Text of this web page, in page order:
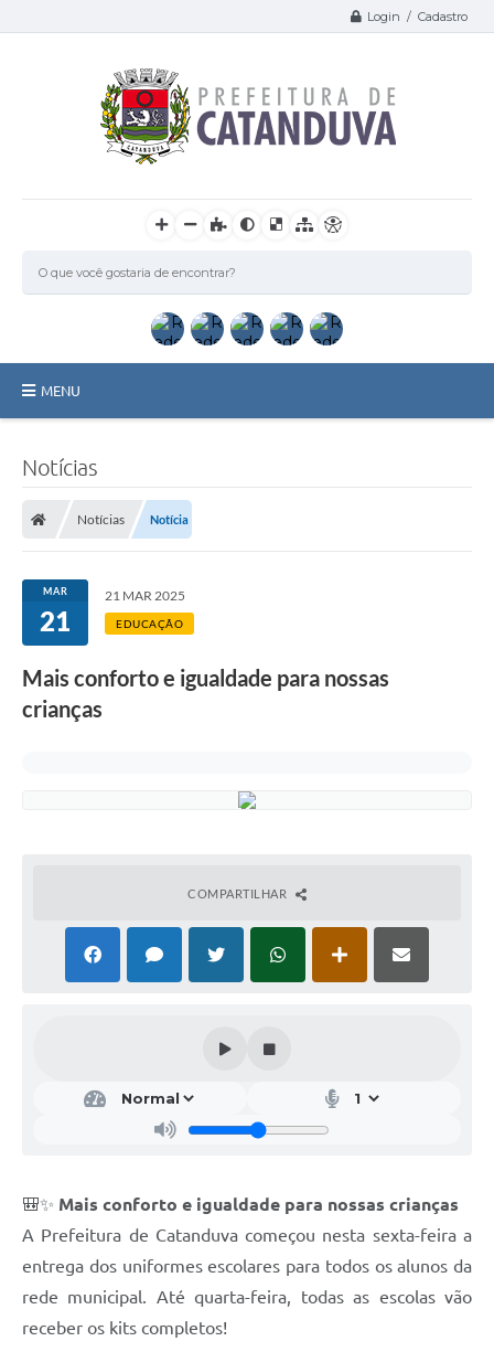
Login / Cadastro
MENU
Licitações / PCA
Transparência
Contratos
Jornal
Agenda
Notícias
Notícias Notícia
MAR
21
21 MAR 2025
EDUCAÇÃO
Mais conforto e igualdade para nossas
crianças
COMPARTILHAR
🎒✨ Mais conforto e igualdade para nossas crianças
A Prefeitura de Catanduva começou nesta sexta-feira a
entrega dos uniformes escolares para todos os alunos da
rede municipal. Até quarta-feira, todas as escolas vão
receber os kits completos!